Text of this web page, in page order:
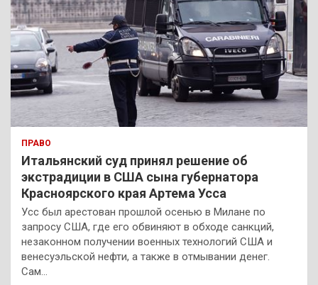
ПРАВО
Итальянский суд принял решение об
экстрадиции в США сына губернатора
Красноярского края Артема Усса
Усс был арестован прошлой осенью в Милане по
запросу США, где его обвиняют в обходе санкций,
незаконном получении военных технологий США и
венесуэльской нефти, а также в отмывании денег.
Сам…